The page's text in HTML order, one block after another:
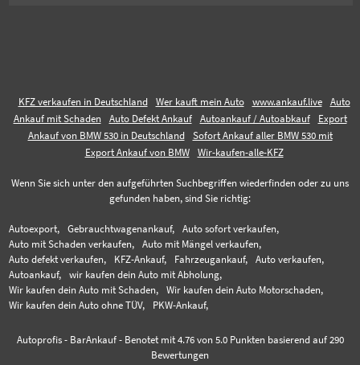
KFZ verkaufen in Deutschland Wer kauft mein Auto www.ankauf.live
Auto
Ankauf mit Schaden
Auto Defekt Ankauf Autoankauf / Autoabkauf
Export
Ankauf von BMW 530 in Deutschland
Sofort Ankauf aller BMW 530 mit
Export Ankauf von BMW
Wir-kaufen-alle-KFZ
Wenn Sie sich unter den aufgeführten Suchbegriffen wiederfinden oder zu uns
gefunden haben, sind Sie richtig:
Autoexport, Gebrauchtwagenankauf,
Auto sofort verkaufen,
Auto mit Schaden verkaufen,
Auto mit Mängel verkaufen,
Auto defekt verkaufen,
KFZ-Ankauf, Fahrzeugankauf,
Auto verkaufen,
Autoankauf,
wir kaufen dein Auto mit Abholung,
Wir kaufen dein Auto mit Schaden,
Wir kaufen dein Auto Motorschaden,
Wir kaufen dein Auto ohne TÜV,
PKW-Ankauf,
Autoprofis - BarAnkauf- Benotet mit 4.76von 5.0 Punkten basierend auf 290
Bewertungen